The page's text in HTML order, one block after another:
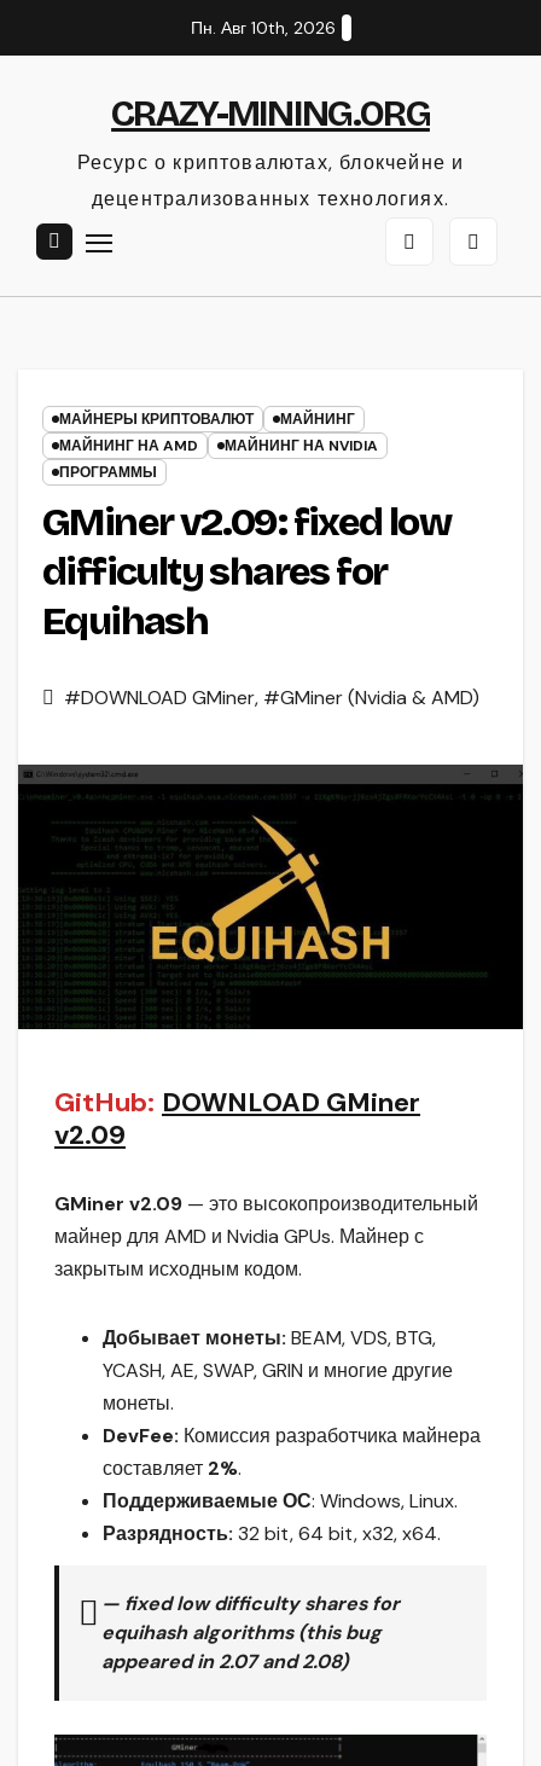
к
Пн. Авг 10th, 2026
CRAZY-MINING.ORG
Ресурс о криптовалютах, блокчейне и
децентрализованных технологиях.
МАЙНЕРЫ КРИПТОВАЛЮТ
МАЙНИНГ
МАЙНИНГ НА AMD
МАЙНИНГ НА NVIDIA
ПРОГРАММЫ
GMiner v2.09: fixed low
difficulty shares for
Equihash
#DOWNLOAD GMiner, #GMiner (Nvidia & AMD)
GitHub: DOWNLOAD GMiner
v2.09
GMiner v2.09 — это высокопроизводительный
майнер для AMD и Nvidia GPUs. Майнер с
закрытым исходным кодом.
Добывает монеты: BEAM, VDS, BTG,
YCASH, AE, SWAP, GRIN и многие другие
монеты.
DevFee: Комиссия разработчика майнера
составляет 2%.
Поддерживаемые ОС: Windows, Linux.
Разрядность: 32 bit, 64 bit, x32, x64.
— fixed low difficulty shares for
equihash algorithms (this bug
appeared in 2.07 and 2.08)